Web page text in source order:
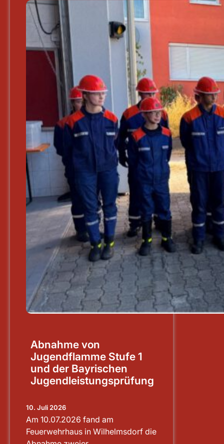
Abnahme von
Jugendflamme Stufe 1
und der Bayrischen
Jugendleistungsprüfung
10. Juli 2026
Am 10.07.2026 fand am
Feuerwehrhaus in Wilhelmsdorf die